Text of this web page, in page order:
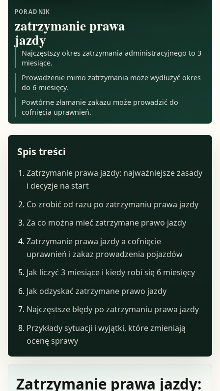
PORADNIK
zatrzymanie prawa
jazdy
Najczęstszy okres zatrzymania administracyjnego to 3
miesiące.
Prowadzenie mimo zatrzymania może wydłużyć okres
do 6 miesięcy.
Powtórne złamanie zakazu może prowadzić do
cofnięcia uprawnień.
Zatrzymanie prawa jazdy:
Spis treści
Zatrzymanie prawa jazdy: najważniejsze zasady
i decyzje na start
Co zrobić od razu po zatrzymaniu prawa jazdy
Za co można mieć zatrzymane prawo jazdy
Zatrzymanie prawa jazdy a cofnięcie
uprawnień i zakaz prowadzenia pojazdów
Jak liczyć 3 miesiące i kiedy robi się 6 miesięcy
Jak odzyskać zatrzymane prawo jazdy
Najczęstsze błędy po zatrzymaniu prawa jazdy
Przykłady sytuacji i wyjątki, które zmieniają
ocenę sprawy